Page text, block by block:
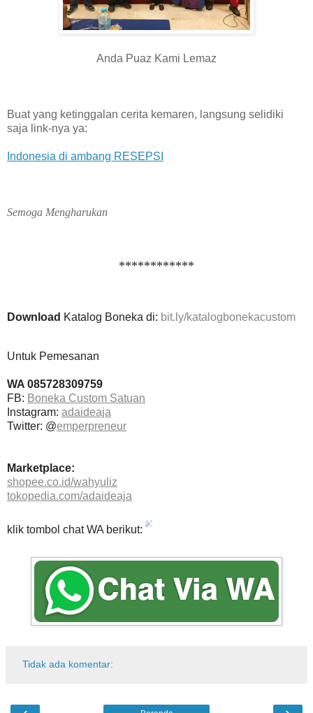
Anda Puaz Kami Lemaz
Buat yang ketinggalan cerita kemaren, langsung selidiki
saja link-nya ya:
Indonesia di ambang RESEPSI
Semoga Mengharukan
************
Download Katalog Boneka di: bit.ly/katalogbonekacustom
Untuk Pemesanan
WA 085728309759
FB: Boneka Custom Satuan
Instagram: adaideaja
Twitter: @emperpreneur
Marketplace:
shopee.co.id/wahyuliz
tokopedia.com/adaideaja
klik tombol chat WA berikut:
Tidak ada komentar: